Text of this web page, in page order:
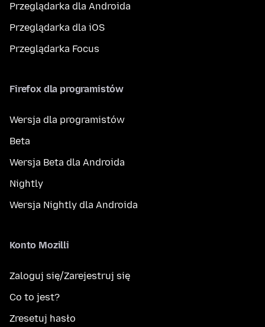
Przeglądarka dla Androida
Przeglądarka dla iOS
Przeglądarka Focus
Firefox dla programistów
Wersja dla programistów
Beta
Wersja Beta dla Androida
Nightly
Wersja Nightly dla Androida
Konto Mozilli
Zaloguj się/Zarejestruj się
Co to jest?
Zresetuj hasło